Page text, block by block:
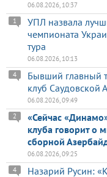
06.08.2026, 10:37
УПЛ назвала
чемпионата
тура
1
06.08.2026, 10:13
Бывший главный
клуб Саудовской
4
06.08.2026, 09:49
«Сейчас
клуба говорит о
сборной
2
06.08.2026, 09:25
Назарий Русин:
4